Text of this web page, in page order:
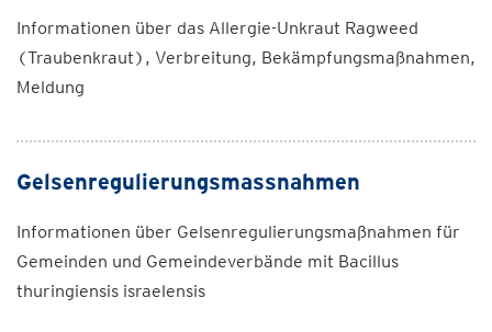
Informationen über das Allergie-Unkraut Ragweed
(Traubenkraut), Verbreitung, Bekämpfungsmaßnahmen,
Meldung
Gelsenregulierungsmassnahmen
Informationen über Gelsenregulierungsmaßnahmen für
Gemeinden und Gemeindeverbände mit Bacillus
thuringiensis israelensis